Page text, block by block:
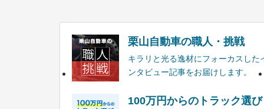
栗山自動車の職人・挑戦
キラリと光る逸材にフォーカスした
ンタビュー記事をお届けします。
100万円からのトラック選び